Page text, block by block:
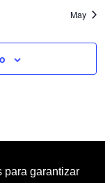
para garantizar
May